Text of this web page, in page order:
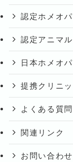
認定ホメオパ
認定アニマ
日本ホメオ
提携クリニッ
よくある質問
関連リンク
お問い合わせ